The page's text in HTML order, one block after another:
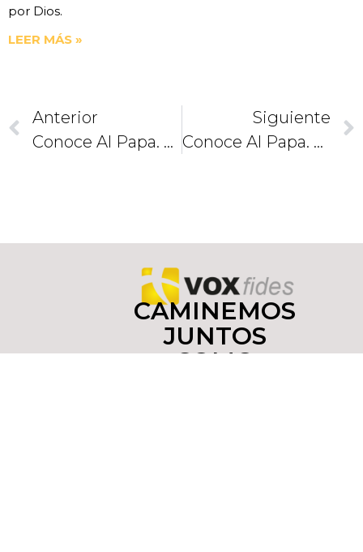
por Dios.
LEER MÁS »
Anterior
Conoce Al Papa. Su Reto Ante Los Jóvenes
Siguiente
Conoce Al Papa. Un Pontífice Alemán Y El Pueblo Judío
CAMINEMOS
JUNTOS
COMO